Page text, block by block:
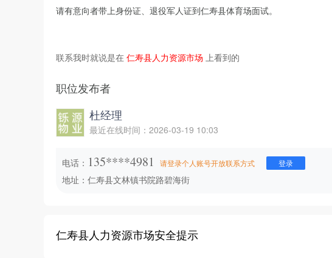
请有意向者带上身份证、退役军人证到仁寿县体育场面试。
联系我时就说是在 仁寿县人力资源市场 上看到的
职位发布者
杜经理
最近在线时间：2026-03-19 10:03
电话： 135****4981 请登录个人账号开放联系方式 登录
地址：仁寿县文林镇书院路碧海街
仁寿县人力资源市场安全提示